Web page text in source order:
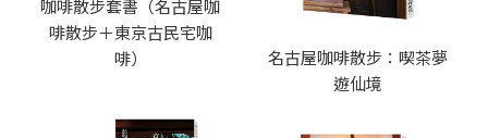
咖啡散步套書（名古屋咖
啡散步＋東京古民宅咖
啡）
名古屋咖啡散步：喫茶夢
遊仙境